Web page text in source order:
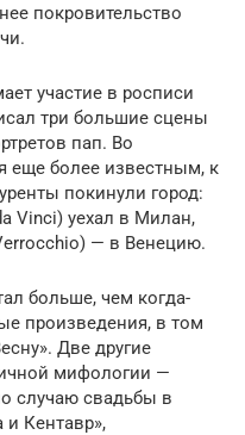
покровительство
участие в росписи
три большие сцены
пап. Во
еще более известным, к
покинули город:
Vinci) уехал в Милан,
— в Венецию.
больше, чем когда-
произведения, в том
Две другие
мифологии —
случаю свадьбы в
Кентавр»,